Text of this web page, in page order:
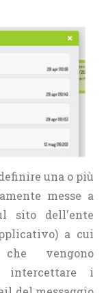
una o più
messe a
sito dell'ente
a cui
vengono
intercettare i